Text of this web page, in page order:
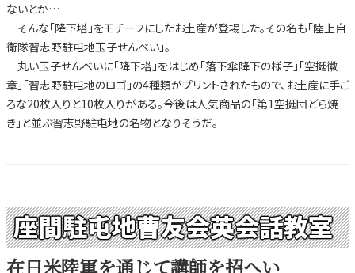
ないとか…
そんな「降下塔」をモチーフにしたお土産が登場した。その名も「陸上自
衛隊習志野駐屯地玉子せんべい」。
丸い玉子せんべいに「降下塔」をはじめ「落下傘降下の様子」「空挺徽
章」「習志野駐屯地のロゴ」の4種類がプリントされたもので、お土産に手ご
ろな20枚入りと10枚入りがある。今後は人気商品の「第1空挺団どら焼
き」と並ぶ習志野駐屯地の名物となりそうだ。
座間駐屯地曹友会英会話教室
在日米陸軍を通じて講師を招へい